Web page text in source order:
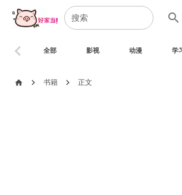
search
全部 影视 动漫 学
chevron_left
home chevron_right 书籍 chevron_right 正文